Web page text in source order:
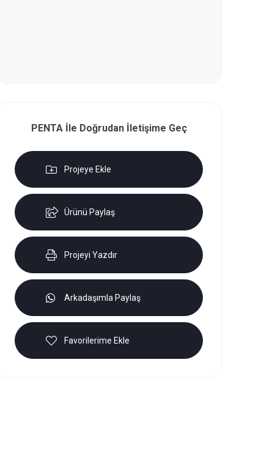
PENTA İle Doğrudan İletişime Geç
Projeye Ekle
Ürünü Paylaş
Projeyi Yazdır
Arkadaşımla Paylaş
Favorilerime Ekle